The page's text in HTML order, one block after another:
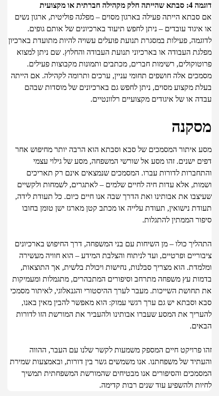
חברתית או מקצועית
הייתה פעילה בארגון מסוים – מפלגה פוליטית, ארגון נשים
עובדים – ניתן לחפש תיעוד בארכיונים של אותם גופים.
פעילות במסגרת תנועת פועלים עשויה להיות מתועדת בארכיון
העבודה או בארכיוני תנועת העבודה והחלוץ. שם ניתן למצוא
רשימות חברים, מכתבים ותמונות מקבוצות פעילים.
אלה חושפים תחומי עניין, ערכים ותרומה לקהילה. אם הייתה
מקצוע מסוים, ניתן לחפש גם בארכיונים של מוסדות שבהם
או של איגודים מקצועיים רלוונטיים.
איתור המסמכים של סבא וסבתא הוא הרבה יותר מחיפוש אחר
ישנים. זהו מסע אל שורשי המשפחה, מסע של גילוי עצמי
לדורות עברו. המסמכים שנמצאים אינם רק תאריכים
אלא עדות חיה לחיים שלמים – לאתגרים, לשמחות ולקשיים
את אבותינו ואת הדרך שבה אנו חיים כיום. כל תעודת לידה,
נישואין, תעודת עלייה או מכתב קטן מארגז ישן טומן בחובו
הממתין להתגלות.
כולו – מן השיחות עם בני המשפחה, דרך החיפוש בארכיונים
ופרטיים, ועד לניתוח והצלבת המידע – הוא חוויה מעשירה
הוא מצריך סבלנות, נחישות ויכולת בלשית, אך התוצאות,
עץ משפחה מתרחב וסיפורים המתבהרים, מתגמלות ומעמיקות
השייכות. מעבר לערך ההיסטורי והגנאלוגי, לאיתור מסמכי
וסבתא יש גם ערך רגשי עמוק: הוא מאפשר להבין מאין באנו,
את המסע שעברו אבותינו ולהעביר את המורשת הזו לדורות
פרויקט חיים המספק משמעות לקשר שלנו עם העבר, ההווה
של משפחתנו. אנו משמשים גשר בין דורות, ובאמצעות שמירת
והסיפורים אנו מבטיחים שהמורשת המשפחתית תמשיך
ולהשפיע עוד שנים רבות קדימה.